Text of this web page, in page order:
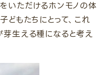
いただけるホンモノの体
どもたちにとって、これ
生える種になると考え